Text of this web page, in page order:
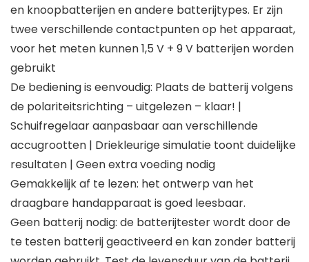
en knoopbatterijen en andere batterijtypes. Er zijn
twee verschillende contactpunten op het apparaat,
voor het meten kunnen 1,5 V + 9 V batterijen worden
gebruikt
De bediening is eenvoudig: Plaats de batterij volgens
de polariteitsrichting – uitgelezen – klaar! |
Schuifregelaar aanpasbaar aan verschillende
accugrootten | Driekleurige simulatie toont duidelijke
resultaten | Geen extra voeding nodig
Gemakkelijk af te lezen: het ontwerp van het
draagbare handapparaat is goed leesbaar.
Geen batterij nodig: de batterijtester wordt door de
te testen batterij geactiveerd en kan zonder batterij